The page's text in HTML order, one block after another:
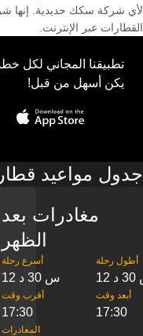
لأي شركة سكك حديدية. إنها
القطارات عبر الإنترنت.
تطبيقنا المجاني لكل
يكن أسهل من قبل!
جدول مواعيد
مغادرات بعد
الظهر
‎أسرع رحلة
12 س 30 د
‎أطول رحلة
‎أقرب وقت
17:30
‎أبعد وقت
17:30
‎المغادرات